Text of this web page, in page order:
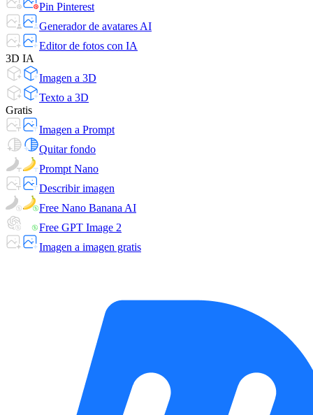
Pin Pinterest
Generador de avatares AI
Editor de fotos con IA
3D IA
Imagen a 3D
Texto a 3D
Gratis
Imagen a Prompt
Quitar fondo
Prompt Nano
Describir imagen
Free Nano Banana AI
Free GPT Image 2
Imagen a imagen gratis